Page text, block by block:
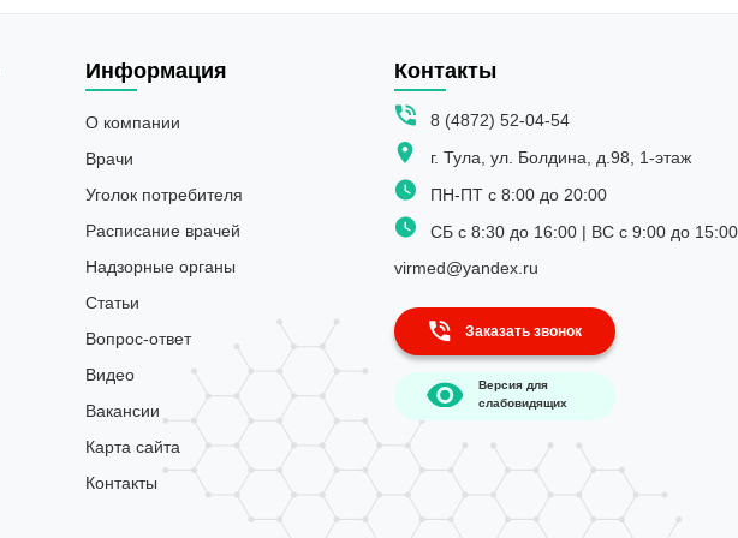
Информация
О компании
Врачи
Уголок потребителя
Расписание врачей
Надзорные органы
Статьи
Вопрос-ответ
Видео
Вакансии
Карта сайта
Контакты
Контакты
8 (4872) 52-04-54
г. Тула, ул. Болдина, д.98, 1-этаж
ПН-ПТ с 8:00 до 20:00
СБ с 8:30 до 16:00 | ВС с 9:00 до 15:00
virmed@yandex.ru
Заказать звонок
Версия для
слабовидящих